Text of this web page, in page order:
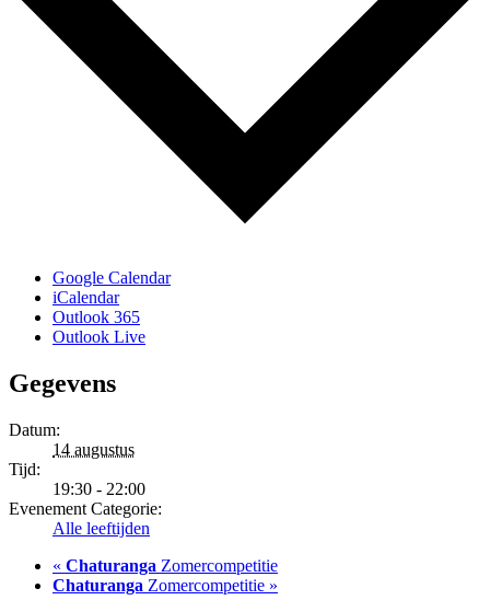
Google Calendar
iCalendar
Outlook 365
Outlook Live
Gegevens
Datum:
14 augustus
Tijd:
19:30 - 22:00
Evenement Categorie:
Alle leeftijden
« Chaturanga Zomercompetitie
Chaturanga Zomercompetitie »